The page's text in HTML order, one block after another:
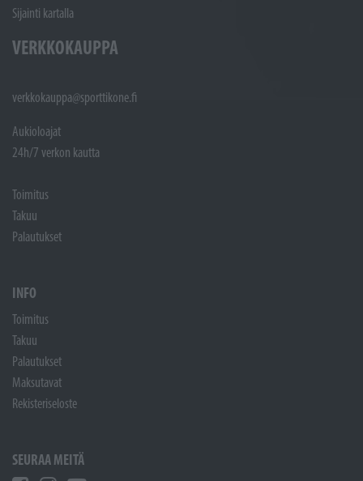
Sijainti kartalla
VERKKOKAUPPA
verkkokauppa@sporttikone.fi
Aukioloajat
24h/7 verkon kautta
Toimitus
Takuu
Palautukset
INFO
Toimitus
Takuu
Palautukset
Maksutavat
Rekisteriseloste
SEURAA MEITÄ